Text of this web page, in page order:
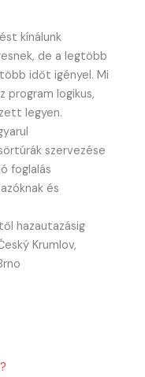
kínálunk
de a legtöbb
időt igényel. Mi
program logikus,
legyen.
szervezése
foglalás
és
hazautazásig
Krumlov,